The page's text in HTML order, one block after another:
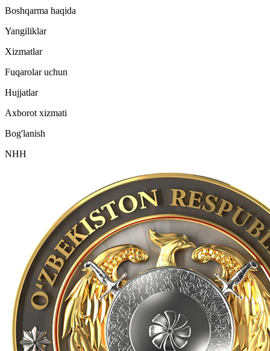
Boshqarma haqida
Yangiliklar
Xizmatlar
Fuqarolar uchun
Hujjatlar
Axborot xizmati
Bog'lanish
NHH